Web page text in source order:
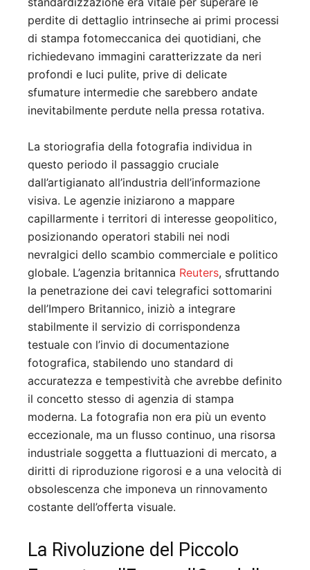
perdite di dettaglio intrinseche ai primi processi
di stampa fotomeccanica dei quotidiani, che
richiedevano immagini caratterizzate da neri
profondi e luci pulite, prive di delicate
sfumature intermedie che sarebbero andate
inevitabilmente perdute nella pressa rotativa.
La storiografia della fotografia individua in
questo periodo il passaggio cruciale
dall’artigianato all’industria dell’informazione
visiva. Le agenzie iniziarono a mappare
capillarmente i territori di interesse geopolitico,
posizionando operatori stabili nei nodi
nevralgici dello scambio commerciale e politico
globale. L’agenzia britannica Reuters, sfruttando
la penetrazione dei cavi telegrafici sottomarini
dell’Impero Britannico, iniziò a integrare
stabilmente il servizio di corrispondenza
testuale con l’invio di documentazione
fotografica, stabilendo uno standard di
accuratezza e tempestività che avrebbe definito
il concetto stesso di agenzia di stampa
moderna. La fotografia non era più un evento
eccezionale, ma un flusso continuo, una risorsa
industriale soggetta a fluttuazioni di mercato, a
diritti di riproduzione rigorosi e a una velocità di
obsolescenza che imponeva un rinnovamento
costante dell’offerta visuale.
La Rivoluzione del Piccolo